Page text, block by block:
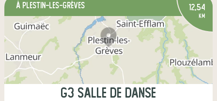
à Plestin-les-Grèves 12,54
km
G3 salle de Danse